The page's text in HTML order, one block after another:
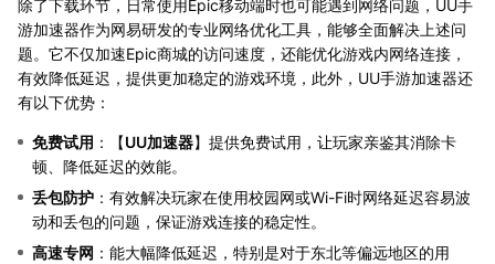
除了下载环节，日常使用Epic移动端时也可能遇到网络问题，UU手
游加速器作为网易研发的专业网络优化工具，能够全面解决上述问
题。它不仅加速Epic商城的访问速度，还能优化游戏内网络连接，
有效降低延迟，提供更加稳定的游戏环境，此外，UU手游加速器还
有以下优势：
免费试用 ：【UU加速器】提供免费试用，让玩家亲鉴其消除卡
顿、降低延迟的效能。
丢包防护 ：有效解决玩家在使用校园网或Wi-Fi时网络延迟容易波
动和丢包的问题，保证游戏连接的稳定性。
高速专网 ：能大幅降低延迟，特别是对于东北等偏远地区的用